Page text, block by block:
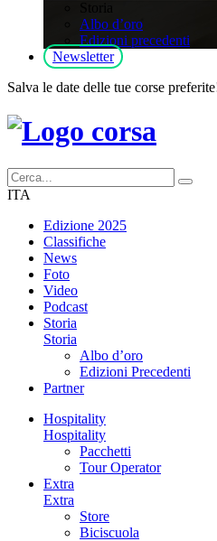
Albo d’oro
Edizioni precedenti
Newsletter
Salva le date delle tue corse
ITA
Edizione 2025
Classifiche
News
Foto
Video
Podcast
Storia
Storia
Albo d’oro
Edizioni Precedenti
Partner
Hospitality
Hospitality
Pacchetti
Tour Operator
Extra
Extra
Store
Biciscuola